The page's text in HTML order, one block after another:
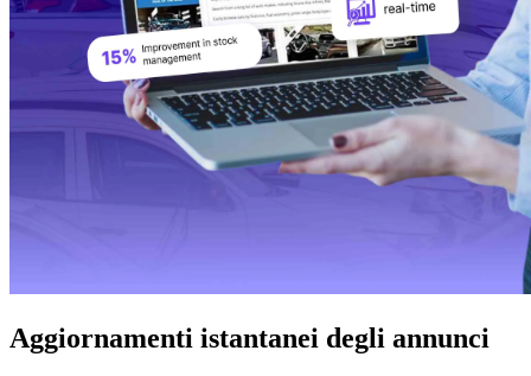
Aggiornamenti istantanei degli annunci